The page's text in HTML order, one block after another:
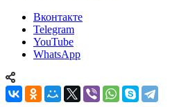
Вконтакте
Telegram
YouTube
WhatsApp